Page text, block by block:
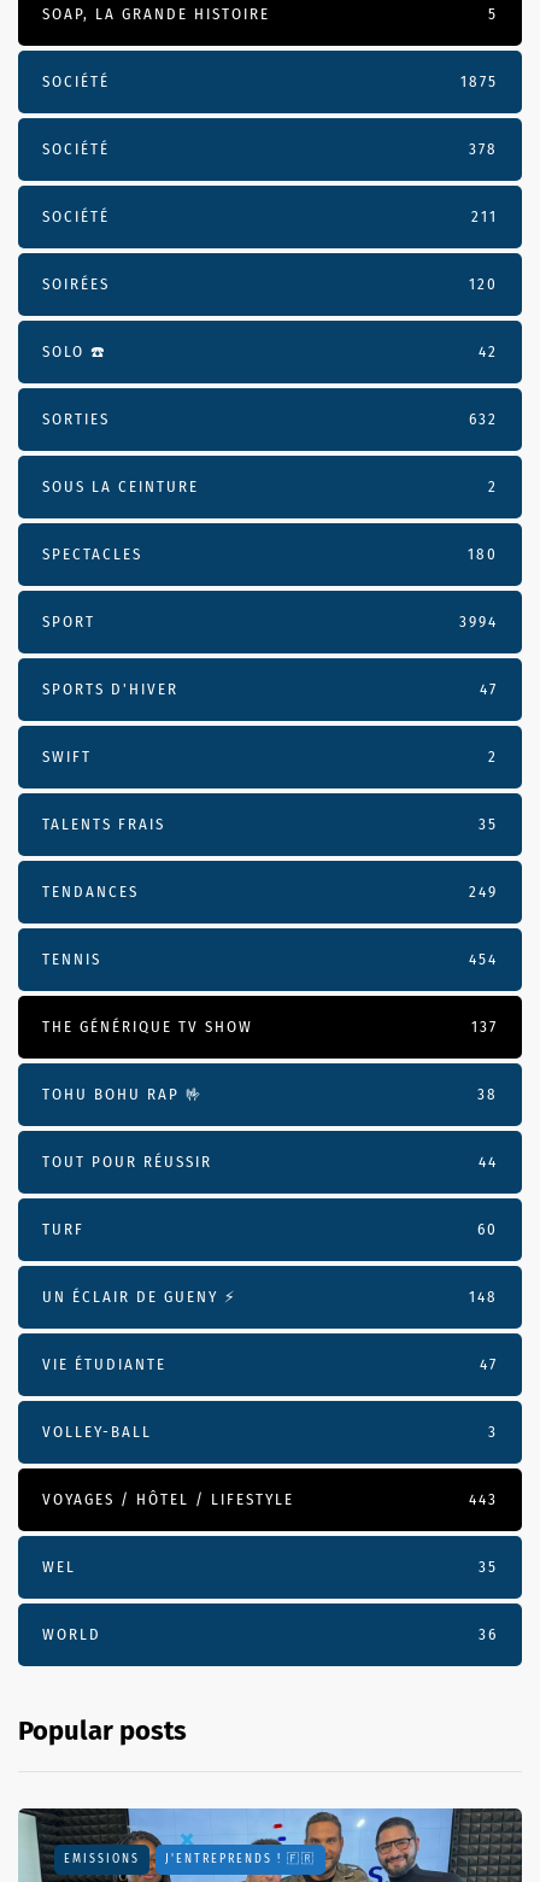
SOAP, LA GRANDE HISTOIRE 5
SOCIÉTÉ 1875
SOCIÉTÉ 378
SOCIÉTÉ 211
SOIRÉES 120
SOLO ☎️ 42
SORTIES 632
SOUS LA CEINTURE 2
SPECTACLES 180
SPORT 3994
SPORTS D'HIVER 47
SWIFT 2
TALENTS FRAIS 35
TENDANCES 249
TENNIS 454
THE GÉNÉRIQUE TV SHOW 137
TOHU BOHU RAP 🤟 38
TOUT POUR RÉUSSIR 44
TURF 60
UN ÉCLAIR DE GUENY ⚡️ 148
VIE ÉTUDIANTE 47
VOLLEY-BALL 3
VOYAGES / HÔTEL / LIFESTYLE 443
WEL 35
WORLD 36
Popular posts
EMISSIONS J'ENTREPRENDS ! 🇫🇷